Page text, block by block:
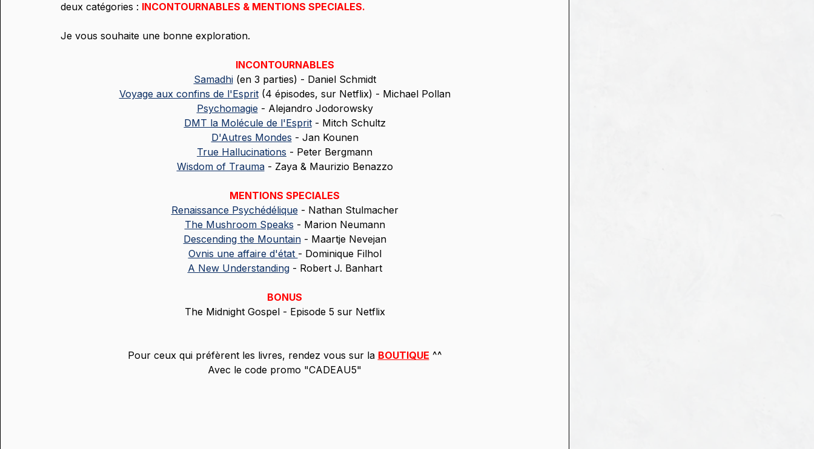
deux catégories : INCONTOURNABLES & MENTIONS SPECIALES.
Je vous souhaite une bonne exploration.
INCONTOURNABLES
Samadhi (en 3 parties) - Daniel Schmidt
Voyage aux confins de l'Esprit (4 épisodes, sur Netflix) - Michael Pollan
Psychomagie - Alejandro Jodorowsky
DMT la Molécule de l'Esprit - Mitch Schultz
D'Autres Mondes - Jan Kounen
True Hallucinations - Peter Bergmann
Wisdom of Trauma - Zaya & Maurizio Benazzo
MENTIONS SPECIALES
Renaissance Psychédélique - Nathan Stulmacher
The Mushroom Speaks - Marion Neumann
Descending the Mountain - Maartje Nevejan
Ovnis une affaire d'état - Dominique Filhol
A New Understanding - Robert J. Banhart
BONUS
The Midnight Gospel - Episode 5 sur Netflix
Pour ceux qui préfèrent les livres, rendez vous sur la BOUTIQUE ^^
Avec le code promo "CADEAU5"